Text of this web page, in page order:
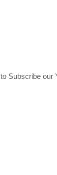
to Subscribe our